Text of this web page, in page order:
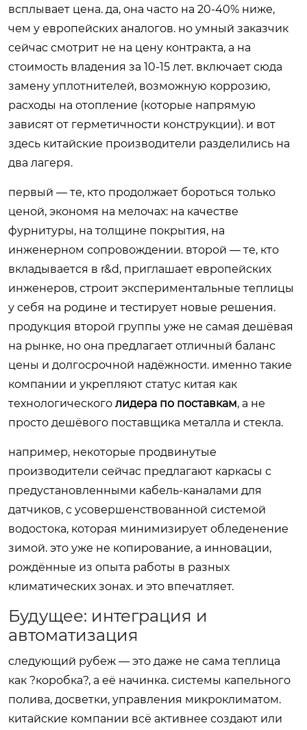
всплывает цена. да, она часто на 20-40% ниже,
чем у европейских аналогов. но умный заказчик
сейчас смотрит не на цену контракта, а на
стоимость владения за 10-15 лет. включает сюда
замену уплотнителей, возможную коррозию,
расходы на отопление (которые напрямую
зависят от герметичности конструкции). и вот
здесь китайские производители разделились на
два лагеря.
первый — те, кто продолжает бороться только
ценой, экономя на мелочах: на качестве
фурнитуры, на толщине покрытия, на
инженерном сопровождении. второй — те, кто
вкладывается в r&d, приглашает европейских
инженеров, строит экспериментальные теплицы
у себя на родине и тестирует новые решения.
продукция второй группы уже не самая дешёвая
на рынке, но она предлагает отличный баланс
цены и долгосрочной надёжности. именно такие
компании и укрепляют статус китая как
технологического лидера по поставкам, а не
просто дешёвого поставщика металла и стекла.
например, некоторые продвинутые
производители сейчас предлагают каркасы с
предустановленными кабель-каналами для
датчиков, с усовершенствованной системой
водостока, которая минимизирует обледенение
зимой. это уже не копирование, а инновации,
рождённые из опыта работы в разных
климатических зонах. и это впечатляет.
Будущее: интеграция и
автоматизация
следующий рубеж — это даже не сама теплица
как ?коробка?, а её начинка. системы капельного
полива, досветки, управления микроклиматом.
китайские компании всё активнее создают или